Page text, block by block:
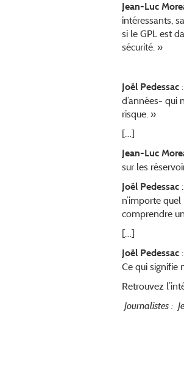
Jean-Luc
intéressants,
si le GPL est
sécurité. »
Joël Pedessac:
d’années- qui
risque. »
[…]
Jean-Luc
sur les
Joël Pedessac:
n’importe
comprendre
[…]
Joël Pedessac:
Ce qui signifie
Retrouvez
Journalistes :